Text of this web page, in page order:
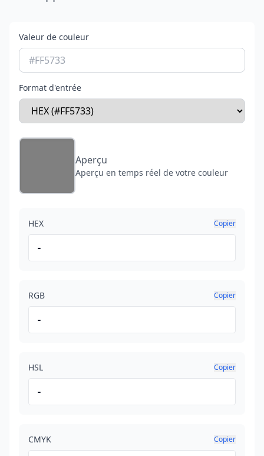
Valeur de couleur
Format d'entrée
Aperçu
Aperçu en temps réel de votre couleur
HEX Copier
-
RGB Copier
-
HSL Copier
-
CMYK Copier